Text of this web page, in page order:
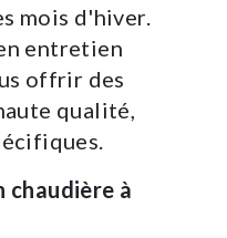
mois d'hiver.
entretien
offrir des
qualité,
chaudière à